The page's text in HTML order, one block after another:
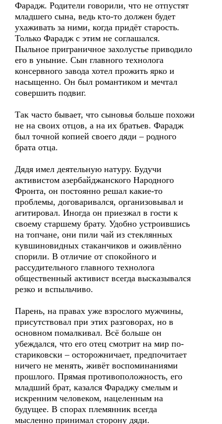
Фарадж. Родители говорили, что не отпустят
младшего сына, ведь кто-то должен будет
ухаживать за ними, когда придёт старость.
Только Фарадж с этим не соглашался.
Пыльное приграничное захолустье приводило
его в уныние. Сын главного технолога
консервного завода хотел прожить ярко и
насыщенно. Он был романтиком и мечтал
совершить подвиг.
Так часто бывает, что сыновья больше похожи
не на своих отцов, а на их братьев. Фарадж
был точной копией своего дяди – родного
брата отца.
Дядя имел деятельную натуру. Будучи
активистом азербайджанского Народного
Фронта, он постоянно решал какие-то
проблемы, договаривался, организовывал и
агитировал. Иногда он приезжал в гости к
своему старшему брату. Удобно устроившись
на топчане, они пили чай из стеклянных
кувшиновидных стаканчиков и оживлённо
спорили. В отличие от спокойного и
рассудительного главного технолога
общественный активист всегда высказывался
резко и вспыльчиво.
Парень, на правах уже взрослого мужчины,
присутствовал при этих разговорах, но в
основном помалкивал. Всё больше он
убеждался, что его отец смотрит на мир по-
стариковски – осторожничает, предпочитает
ничего не менять, живёт воспоминаниями
прошлого. Прямая противоположность, его
младший брат, казался Фараджу смелым и
искренним человеком, нацеленным на
будущее. В спорах племянник всегда
мысленно принимал сторону дяди.